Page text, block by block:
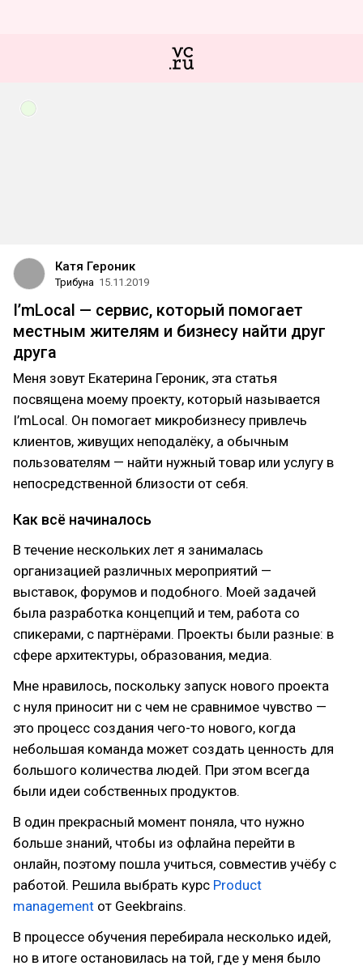
Катя Героник
Трибуна 15.11.2019
I’mLocal — сервис, который помогает
местным жителям и бизнесу найти друг
друга
Меня зовут Екатерина Героник, эта статья
посвящена моему проекту, который называется
I’mLocal. Он помогает микробизнесу привлечь
клиентов, живущих неподалёку, а обычным
пользователям — найти нужный товар или услугу в
непосредственной близости от себя.
Как всё начиналось
В течение нескольких лет я занималась
организацией различных мероприятий —
выставок, форумов и подобного. Моей задачей
была разработка концепций и тем, работа со
спикерами, с партнёрами. Проекты были разные: в
сфере архитектуры, образования, медиа.
Мне нравилось, поскольку запуск нового проекта
с нуля приносит ни с чем не сравнимое чувство —
это процесс создания чего-то нового, когда
небольшая команда может создать ценность для
большого количества людей. При этом всегда
были идеи собственных продуктов.
В один прекрасный момент поняла, что нужно
больше знаний, чтобы из офлайна перейти в
онлайн, поэтому пошла учиться, совместив учёбу с
работой. Решила выбрать курс Product
management от Geekbrains.
В процессе обучения перебирала несколько идей,
но в итоге остановилась на той, где у меня было